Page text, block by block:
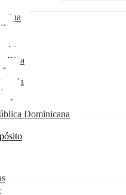
Rica
Dominicana